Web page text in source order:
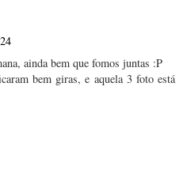
ainda bem que fomos juntas :P
bem giras, e aquela 3 foto está